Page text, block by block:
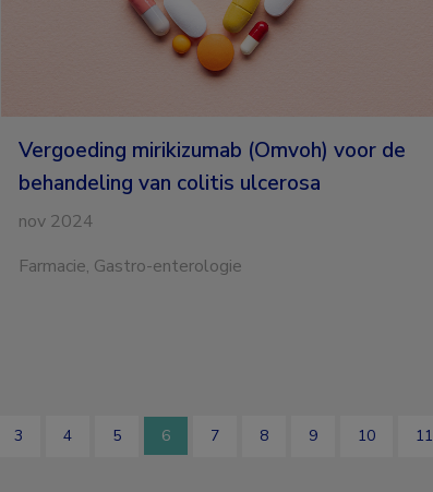
Vergoeding mirikizumab (Omvoh) voor de
behandeling van colitis ulcerosa
nov 2024
Farmacie, Gastro-enterologie
colitis
ulcerosa
3 4 5 6 7 8 9 10 11